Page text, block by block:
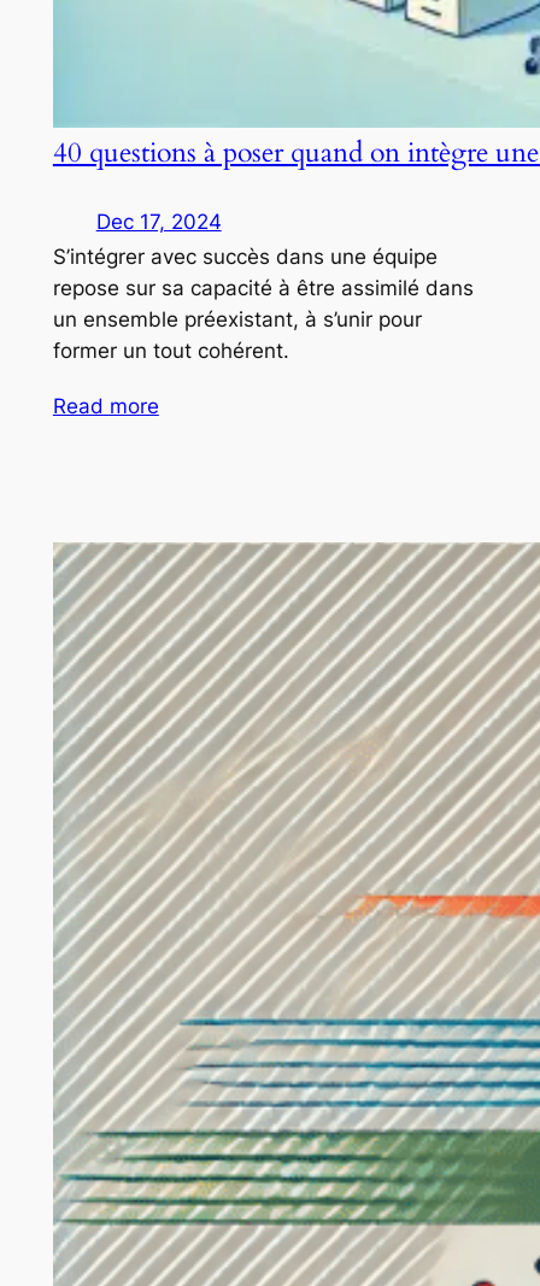
40 questions à poser quand on intègre
Dec 17, 2024
S’intégrer avec succès dans une équipe
repose sur sa capacité à être assimilé dans
un ensemble préexistant, à s’unir pour
former un tout cohérent.
Read more